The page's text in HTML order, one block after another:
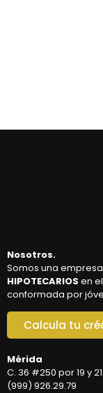
Nosotros.
Somos una
HIPOTECARIOS en
conformada por
Calcula tu
Mérida
C. 36 #250 por 19 y
(999) 926.29.79